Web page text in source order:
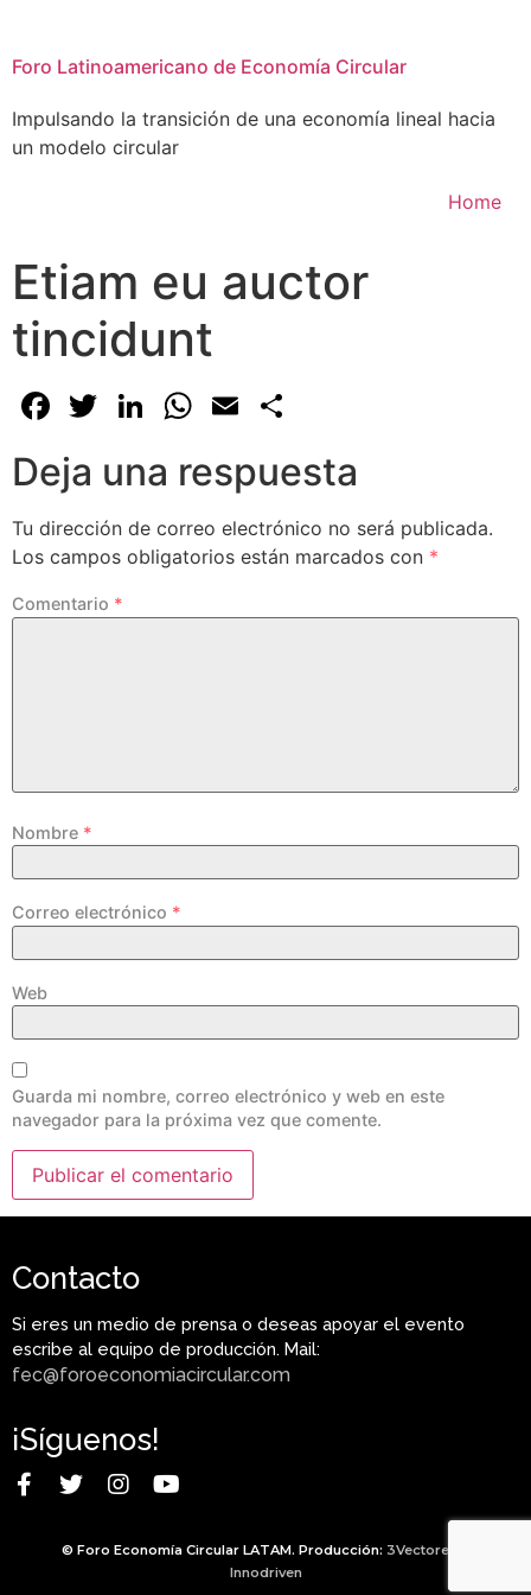
Foro Latinoamericano de Economía Circular
Impulsando la transición de una economía lineal hacia
un modelo circular
Home
Etiam eu auctor
tincidunt
Facebook
Twitter
LinkedIn
WhatsApp
Email
Deja una respuesta
Tu dirección de correo electrónico no será publicada.
Los campos obligatorios están marcados con *
Comentario *
Nombre *
Correo electrónico *
Web
Guarda mi nombre, correo electrónico y web en este
navegador para la próxima vez que comente.
Contacto
Si eres un medio de prensa o deseas apoyar el evento
escribe al equipo de producción. Mail:
fec@foroeconomiacircular.com
¡Síguenos!
© Foro Economía Circular LATAM. Producción: 3Vectores
Innodriven